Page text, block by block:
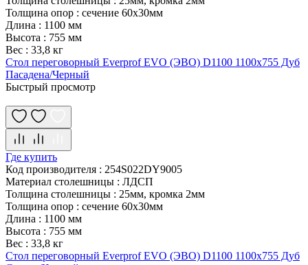
Толщина опор : сечение 60х30мм
Длина : 1100 мм
Высота : 755 мм
Вес : 33,8 кг
Стол переговорный Everprof EVO (ЭВО) D1100 1100x755 Дуб
Пасадена/Черный
Быстрый просмотр
Где купить
Код производителя : 254S022DY9005
Материал столешницы : ЛДСП
Толщина столешницы : 25мм, кромка 2мм
Толщина опор : сечение 60х30мм
Длина : 1100 мм
Высота : 755 мм
Вес : 33,8 кг
Стол переговорный Everprof EVO (ЭВО) D1100 1100x755 Дуб